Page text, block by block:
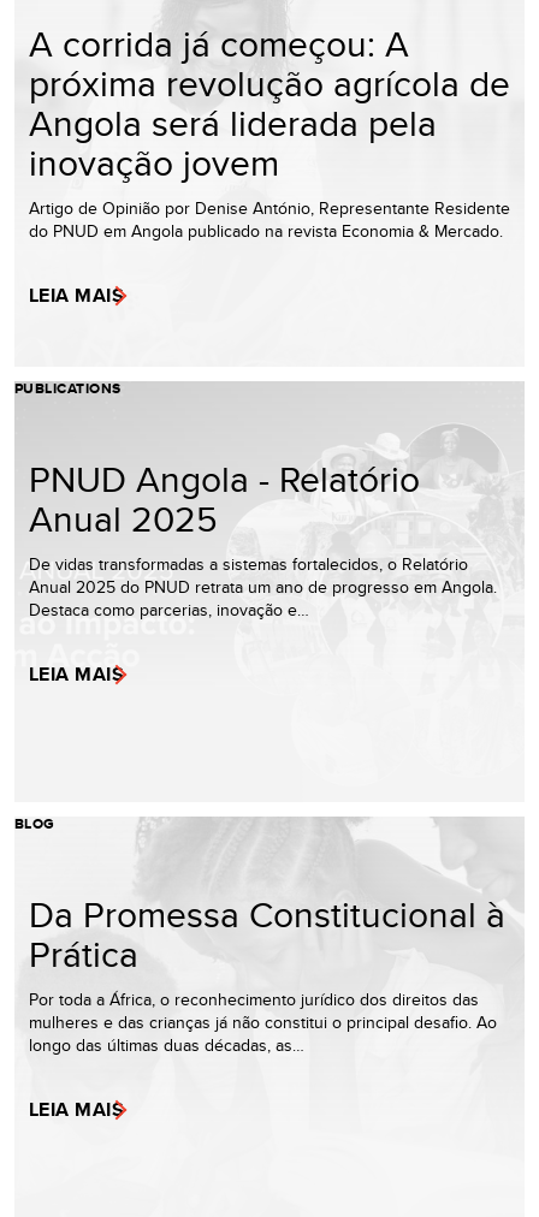
A corrida já começou: A
próxima revolução agrícola de
Angola será liderada pela
inovação jovem
Artigo de Opinião por Denise António, Representante Residente
do PNUD em Angola publicado na revista Economia & Mercado.
LEIA MAIS
PUBLICATIONS
PNUD Angola - Relatório
Anual 2025
De vidas transformadas a sistemas fortalecidos, o Relatório
Anual 2025 do PNUD retrata um ano de progresso em Angola.
Destaca como parcerias, inovação e…
LEIA MAIS
BLOG
Da Promessa Constitucional à
Prática
Por toda a África, o reconhecimento jurídico dos direitos das
mulheres e das crianças já não constitui o principal desafio. Ao
longo das últimas duas décadas, as…
LEIA MAIS